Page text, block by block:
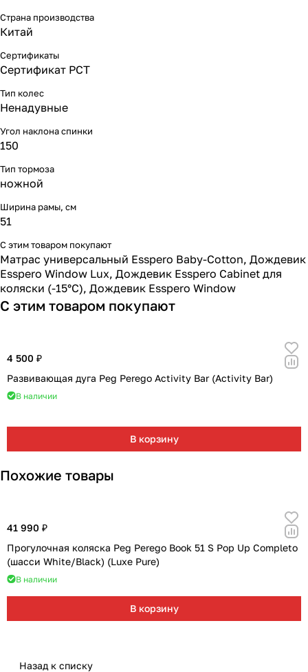
Страна производства
Китай
Сертификаты
Сертификат РСТ
Тип колес
Ненадувные
Угол наклона спинки
150
Тип тормоза
ножной
Ширина рамы, см
51
С этим товаром покупают
Матрас универсальный Esspero Baby-Cotton, Дождевик
Esspero Window Lux, Дождевик Esspero Cabinet для
коляски (-15°С), Дождевик Esspero Window
С этим товаром покупают
4 500 ₽
Развивающая дуга Peg Perego Activity Bar (Activity Bar)
В наличии
В корзину
Похожие товары
41 990 ₽
Прогулочная коляска Peg Perego Book 51 S Pop Up Completo
(шасси White/Black) (Luxe Pure)
В наличии
В корзину
Назад к списку